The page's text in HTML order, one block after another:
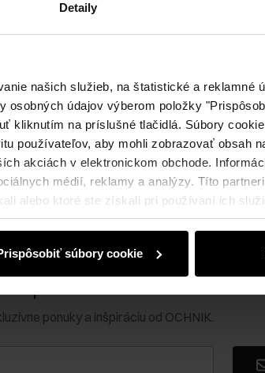
Detaily
našich služieb, na štatistické a reklamné
osobných údajov výberom položky
kliknutím na príslušné tlačidlá. Súbory
používateľov, aby mohli zobrazovať obsah
akciách v elektronickom obchode.
médií, reklamy a analýzy. Títo
alebo ktoré ste získali pri používaní ich
súbory cookie
ponuky a inšpiráciu od OCHNIK.